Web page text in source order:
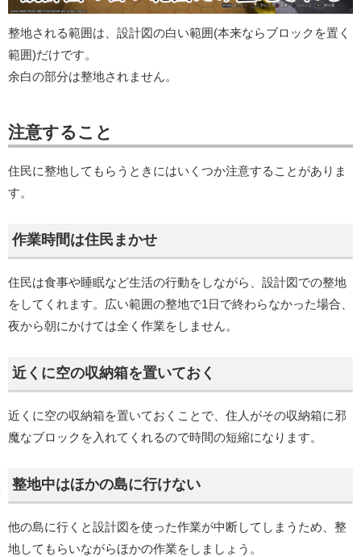
整地される範囲は、設計図の白い範囲(本来ならブロックを置く
範囲)だけです。
余白の部分は整地されません。
注意すること
住民に整地してもらうときにはいくつか注意することがありま
す。
作業時間は住民まかせ
住民は食事や睡眠など生活の行動をしながら、設計図での整地
をしてくれます。広い範囲の整地で1日で終わらなかった場合、
夜から朝にかけては全く作業をしません。
近くに空の収納箱を置いておく
近くに空の収納箱を置いておくことで、住人がその収納箱に邪
魔なブロックを入れてくれるので時間の短縮になります。
整地中はほかの島に行けない
他の島に行くと設計図を使った作業が中断してしまうため、整
地してもらいながらほかの作業をしましょう。